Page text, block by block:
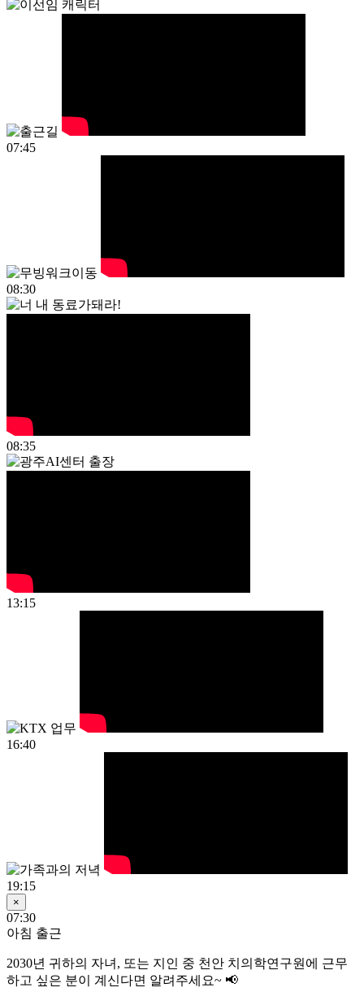
07:45
08:30
08:35
13:15
16:40
19:15
×
07:30
아침 출근
2030년 귀하의 자녀, 또는 지인 중 천안 치의학연구원에 근무
하고 싶은 분이 계신다면 알려주세요~ 📢